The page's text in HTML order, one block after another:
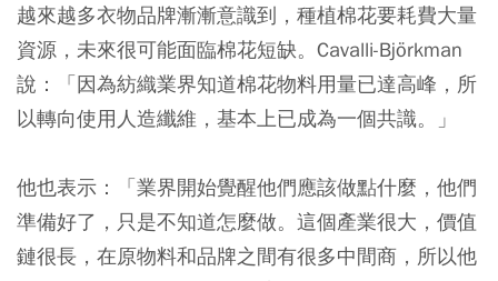
越來越多衣物品牌漸漸意識到，種植棉花要耗費大量
資源，未來很可能面臨棉花短缺。Cavalli-Björkman
說：「因為紡織業界知道棉花物料用量已達高峰，所
以轉向使用人造纖維，基本上已成為一個共識。」
他也表示：「業界開始覺醒他們應該做點什麼，他們
準備好了，只是不知道怎麼做。這個產業很大，價值
鏈很長，在原物料和品牌之間有很多中間商，所以他